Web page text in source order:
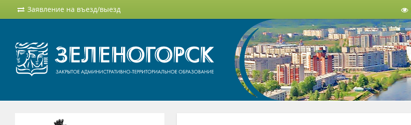
Заявление на въезд/выезд